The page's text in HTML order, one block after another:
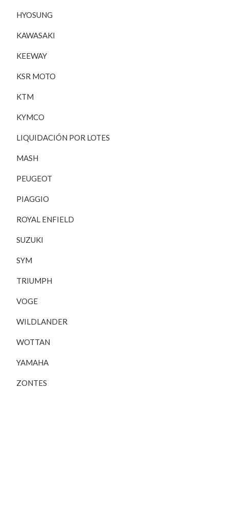
HYOSUNG
KAWASAKI
KEEWAY
KSR MOTO
KTM
KYMCO
LIQUIDACIÓN POR LOTES
MASH
PEUGEOT
PIAGGIO
ROYAL ENFIELD
SUZUKI
SYM
TRIUMPH
VOGE
WILDLANDER
WOTTAN
YAMAHA
ZONTES